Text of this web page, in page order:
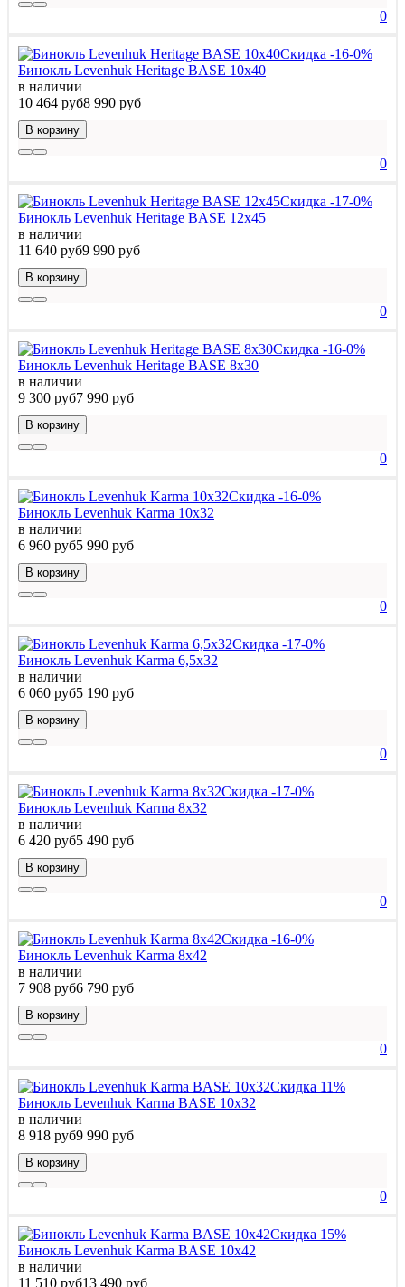
0
Скидка -16-0%
Бинокль Levenhuk Heritage BASE 10x40
в наличии
10 464 руб8 990 руб
В корзину
0
Скидка -17-0%
Бинокль Levenhuk Heritage BASE 12x45
в наличии
11 640 руб9 990 руб
В корзину
0
Скидка -16-0%
Бинокль Levenhuk Heritage BASE 8x30
в наличии
9 300 руб7 990 руб
В корзину
0
Скидка -16-0%
Бинокль Levenhuk Karma 10x32
в наличии
6 960 руб5 990 руб
В корзину
0
Скидка -17-0%
Бинокль Levenhuk Karma 6,5x32
в наличии
6 060 руб5 190 руб
В корзину
0
Скидка -17-0%
Бинокль Levenhuk Karma 8x32
в наличии
6 420 руб5 490 руб
В корзину
0
Скидка -16-0%
Бинокль Levenhuk Karma 8x42
в наличии
7 908 руб6 790 руб
В корзину
0
Скидка 11%
Бинокль Levenhuk Karma BASE 10x32
в наличии
8 918 руб9 990 руб
В корзину
0
Скидка 15%
Бинокль Levenhuk Karma BASE 10x42
в наличии
11 510 руб13 490 руб